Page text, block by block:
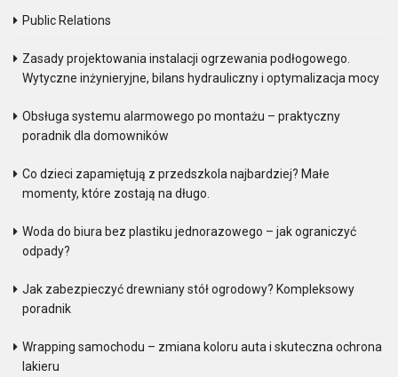
Public Relations
Zasady projektowania instalacji ogrzewania podłogowego.
Wytyczne inżynieryjne, bilans hydrauliczny i optymalizacja mocy
Obsługa systemu alarmowego po montażu – praktyczny
poradnik dla domowników
Co dzieci zapamiętują z przedszkola najbardziej? Małe
momenty, które zostają na długo.
Woda do biura bez plastiku jednorazowego – jak ograniczyć
odpady?
Jak zabezpieczyć drewniany stół ogrodowy? Kompleksowy
poradnik
Wrapping samochodu – zmiana koloru auta i skuteczna ochrona
lakieru